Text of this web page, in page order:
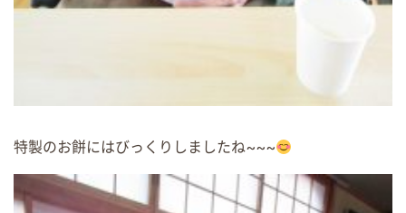
特製のお餅にはびっくりしましたね~~~